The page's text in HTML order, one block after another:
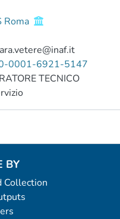
Roma
0001-6921-5147
TECNICO
BY
Collection